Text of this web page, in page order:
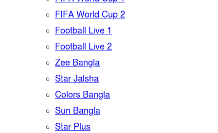
FIFA World Cup 2
Football Live 1
Football Live 2
Zee Bangla
Star Jalsha
Colors Bangla
Sun Bangla
Star Plus